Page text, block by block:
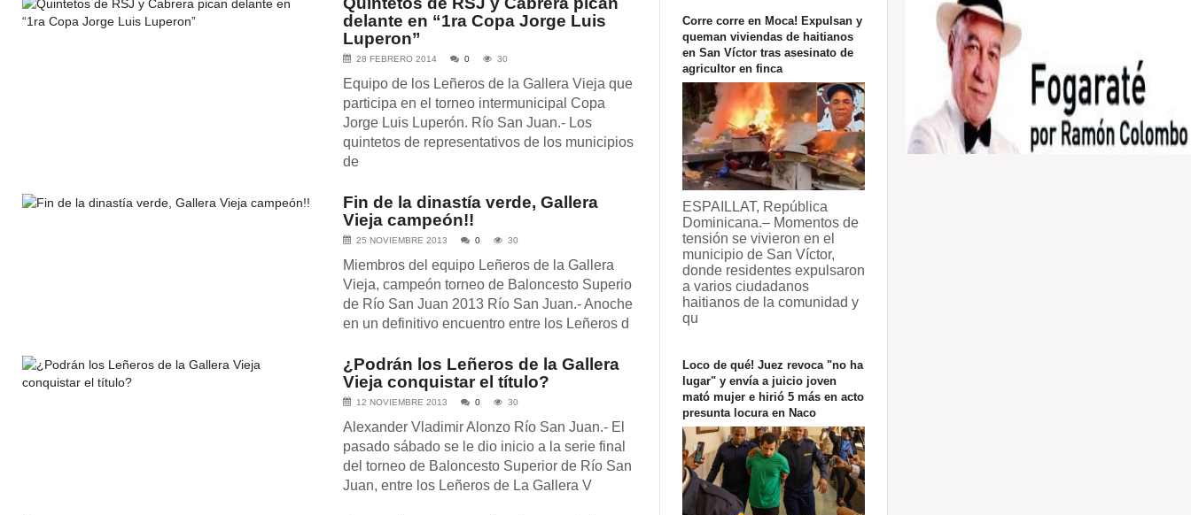
delante en “1ra Copa Jorge Luis
Luperon”
28 FEBRERO 2014 0 30
Equipo de los Leñeros de la Gallera Vieja que
participa en el torneo intermunicipal Copa
Jorge Luis Luperón. Río San Juan.- Los
quintetos de representativos de los municipios
de
Fin de la dinastía verde, Gallera
Vieja campeón!!
25 NOVIEMBRE 2013 0 30
Miembros del equipo Leñeros de la Gallera
Vieja, campeón torneo de Baloncesto Superio
de Río San Juan 2013 Río San Juan.- Anoche
en un definitivo encuentro entre los Leñeros d
¿Podrán los Leñeros de la Gallera
Vieja conquistar el título?
12 NOVIEMBRE 2013 0 30
Alexander Vladimir Alonzo Río San Juan.- El
pasado sábado se le dio inicio a la serie final
del torneo de Baloncesto Superior de Río San
Juan, entre los Leñeros de La Gallera V
Corre corre en Moca! Expulsan y
queman viviendas de haitianos
en San Víctor tras asesinato de
agricultor en finca
ESPAILLAT, República
Dominicana.– Momentos de
tensión se vivieron en el
municipio de San Víctor,
donde residentes expulsaron
a varios ciudadanos
haitianos de la comunidad y
qu
Loco de qué! Juez revoca "no ha
lugar" y envía a juicio joven
mató mujer e hirió 5 más en acto
presunta locura en Naco